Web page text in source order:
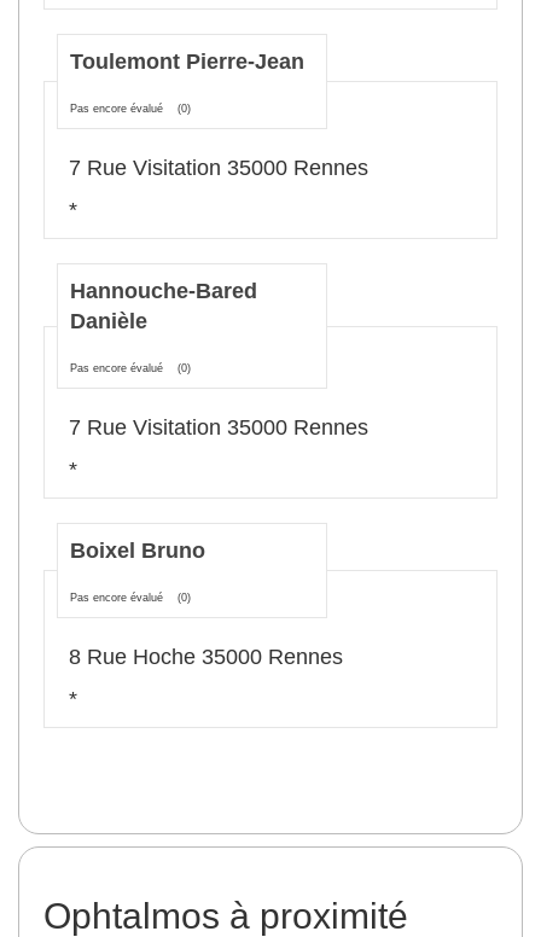
Toulemont Pierre-Jean
Pas encore évalué (0)
7 Rue Visitation 35000 Rennes
*
Hannouche-Bared
Danièle
Pas encore évalué (0)
7 Rue Visitation 35000 Rennes
*
Boixel Bruno
Pas encore évalué (0)
8 Rue Hoche 35000 Rennes
*
Ophtalmos à proximité